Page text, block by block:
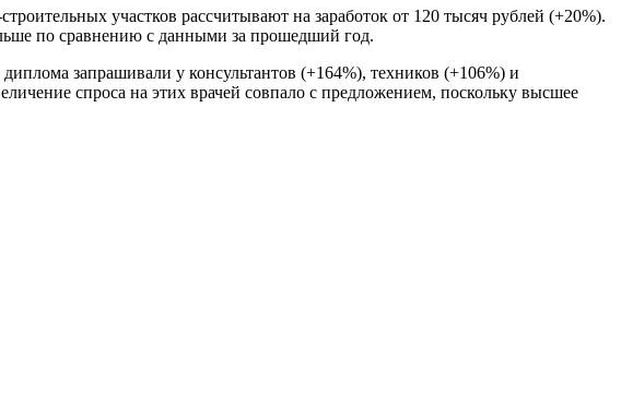
участков рассчитывают на заработок от 120 тысяч рублей (+20%).
по сравнению с данными за прошедший год.
запрашивали у консультантов (+164%), техников (+106%) и
спроса на этих врачей совпало с предложением, поскольку высшее